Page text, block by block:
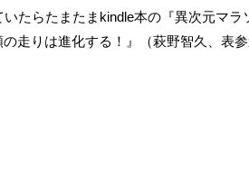
いたらたまたまkindle本の『異次元マ
の走りは進化する！』（萩野智久、表